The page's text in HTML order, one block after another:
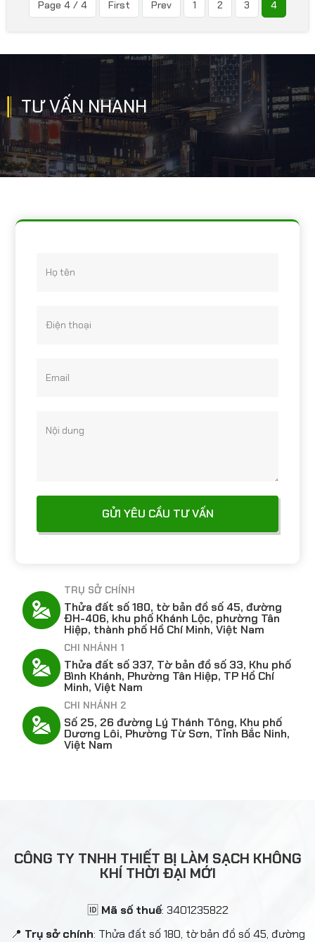
Page 4 / 4 First Prev 1 2 3 4
TƯ VẤN NHANH
TRỤ SỞ CHÍNH
Thửa đất số 180, tờ bản đồ số 45, đường
ĐH-406, khu phố Khánh Lộc, phường Tân
Hiệp, thành phố Hồ Chí Minh, Việt Nam
CHI NHÁNH 1
Thửa đất số 337, Tờ bản đồ số 33, Khu phố
Bình Khánh, Phường Tân Hiệp, TP Hồ Chí
Minh, Việt Nam
CHI NHÁNH 2
Số 25, 26 đường Lý Thánh Tông, Khu phố
Dương Lôi, Phường Từ Sơn, Tỉnh Bắc Ninh,
Việt Nam
Họ tên
Điện thoại
Email
Nội dung
CÔNG TY TNHH THIẾT BỊ LÀM SẠCH KHÔNG
KHÍ THỜI ĐẠI MỚI
🆔 Mã số thuế: 3401235822
📍 Trụ sở chính: Thửa đất số 180, tờ bản đồ số 45, đường